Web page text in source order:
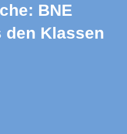
BNE
den Klassen